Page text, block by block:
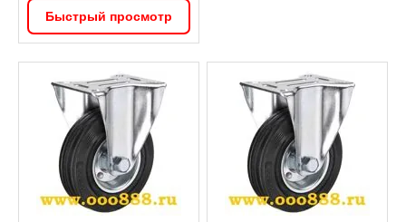
Быстрый просмотр